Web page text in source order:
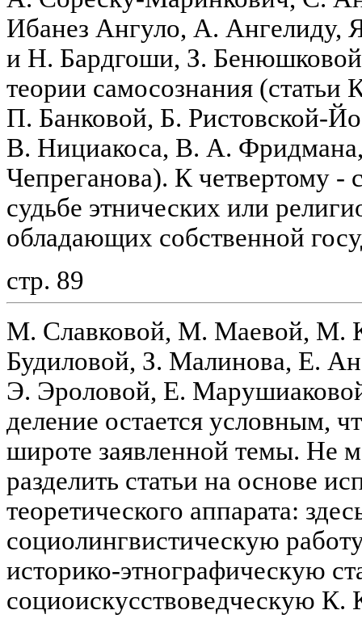
Ибанез Ангуло, А. Ангелиду,
и Н. Бардгоши, З.
теории самосознания
П. Банковой, Б. Ристовской-
В. Нициакоса, В. А.
Чепреганова). К четвертому -
судьбе этнических или
обладающих собственной
стр. 89
М. Славковой, М. Маевой, М.
Будиловой, З. Малинова, Е.
Э. Эроловой, Е.
деление остается условным,
широте заявленной темы. Не
разделить статьи на основе
теоретического аппарата:
социолингвистическую
историко-этнографическую
социоискусствоведческую К.